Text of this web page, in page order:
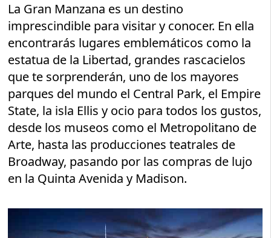
La Gran Manzana es un destino
imprescindible para visitar y conocer. En ella
encontrarás lugares emblemáticos como la
estatua de la Libertad, grandes rascacielos
que te sorprenderán, uno de los mayores
parques del mundo el Central Park, el Empire
State, la isla Ellis y ocio para todos los gustos,
desde los museos como el Metropolitano de
Arte, hasta las producciones teatrales de
Broadway, pasando por las compras de lujo
en la Quinta Avenida y Madison.